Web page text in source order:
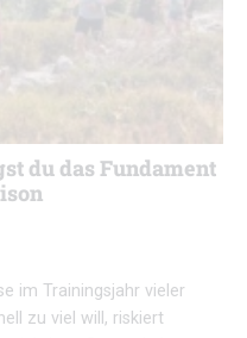
du das Fundament
im Trainingsjahr vieler
zu viel will, riskiert